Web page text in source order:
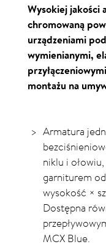
Wysokiej jakości
chromowaną
urządzeniami
wymienianymi,
montażu na
Armatura
niklu i
garniturem
wysokość ×
Dostępna
MCX Blue.